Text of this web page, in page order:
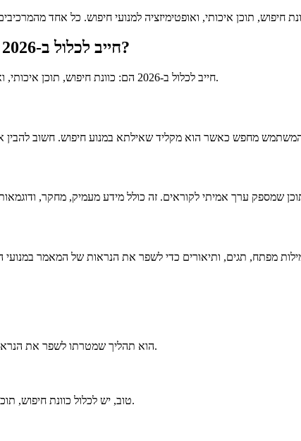
מהם שלושת הדברים שכל מאמר SEO חייב לכלול ב-2026?
שלושת הדברים שכל מאמר SEO חייב לכלול ב-2026 הם: כוונת חיפוש, תוכן איכותי, ואופטימיזציה למנועי חיפוש.
SEO (אופטימיזציה למנועי חיפוש) הוא תהליך שמטרתו לשפר את הנראות של אתר במנועי חיפוש.
כדי לכתוב מאמר SEO טוב, יש לכלול כוונת חיפוש, תוכן איכותי, ואופטימיזציה למנועי חיפוש.